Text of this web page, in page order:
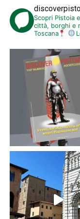
Ore 16.30 – Biblioteca
bello di raccontare
Incontro conMarco
Per informazioni:0573
Ore 16.30 – Biblioteca
con gli amici in
tavolo presenti in
Martedì 29 ottobre –
Terzani – Nell’ambito di
Incontro per
Manuela Trinci
partecipazione
Mercoledì 30
Fino al 31 – Piccolo
Scopri Pistoia
città, borghi e
Toscana